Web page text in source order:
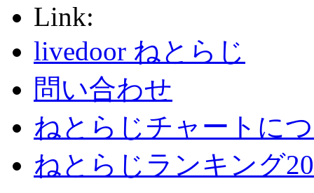
Link:
livedoor ねとらじ
問い合わせ
ねとらじチャートに
ねとらじランキング